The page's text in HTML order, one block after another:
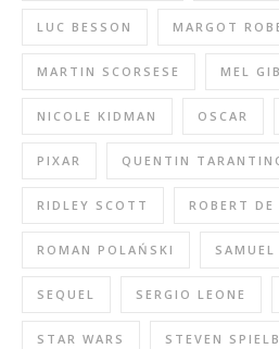
LUC BESSON MARGOT
MARTIN SCORSESE MEL
NICOLE KIDMAN OSCAR
PIXAR QUENTIN
RIDLEY SCOTT ROBERT DE
ROMAN POLAŃSKI
SEQUEL SERGIO LEONE
STAR WARS STEVEN